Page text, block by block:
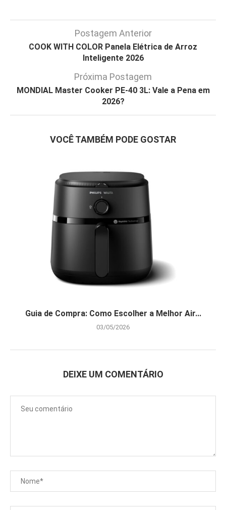
Postagem Anterior
COOK WITH COLOR Panela Elétrica de Arroz
Inteligente 2026
Próxima Postagem
MONDIAL Master Cooker PE-40 3L: Vale a Pena em
2026?
VOCÊ TAMBÉM PODE GOSTAR
Guia de Compra: Como Escolher a Melhor Air...
03/05/2026
DEIXE UM COMENTÁRIO